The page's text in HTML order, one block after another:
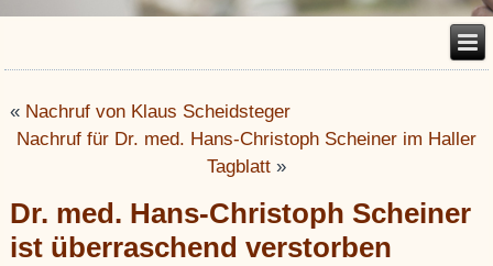
« Nachruf von Klaus Scheidsteger
Nachruf für Dr. med. Hans-Christoph Scheiner im Haller
Tagblatt »
Dr. med. Hans-Christoph Scheiner
ist überraschend verstorben